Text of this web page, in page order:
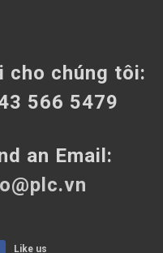
cho chúng tôi:
566 5479
an Email:
Like us